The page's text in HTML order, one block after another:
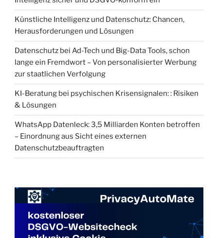
Künstliche Intelligenz und Datenschutz: Chancen,
Herausforderungen und Lösungen
Datenschutz bei Ad-Tech und Big-Data Tools, schon
lange ein Fremdwort – Von personalisierter Werbung
zur staatlichen Verfolgung
KI-Beratung bei psychischen Krisensignalen: : Risiken
& Lösungen
WhatsApp Datenleck: 3,5 Milliarden Konten betroffen
– Einordnung aus Sicht eines externen
Datenschutzbeauftragten